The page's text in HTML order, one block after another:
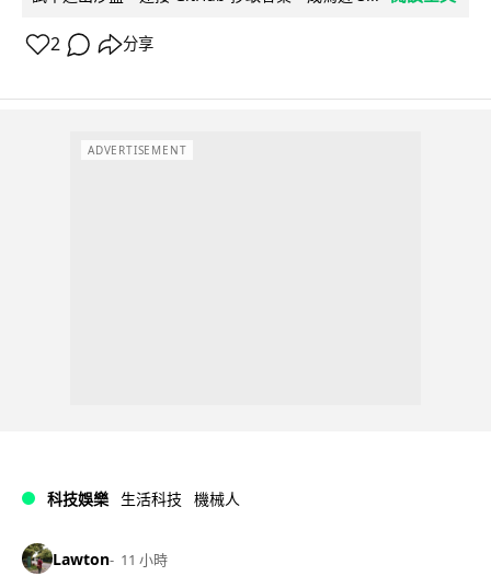
2 分享
ADVERTISEMENT
科技娛樂 生活科技 機械人
Lawton 11 小時